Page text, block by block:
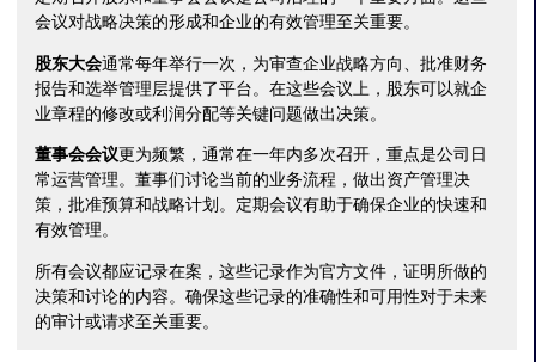
会议对战略决策的形成和企业的有效管理至关重要。
股东大会通常每年举行一次，为审查企业战略方向、批准财务
报告和选举管理层提供了平台。在这些会议上，股东可以就企
业章程的修改或利润分配等关键问题做出决策。
董事会会议更为频繁，通常在一年内多次召开，重点是公司日
常运营管理。董事们讨论当前的业务流程，做出资产管理决
策，批准预算和战略计划。定期会议有助于确保企业的快速和
有效管理。
所有会议都应记录在案，这些记录作为官方文件，证明所做的
决策和讨论的内容。确保这些记录的准确性和可用性对于未来
的审计或请求至关重要。